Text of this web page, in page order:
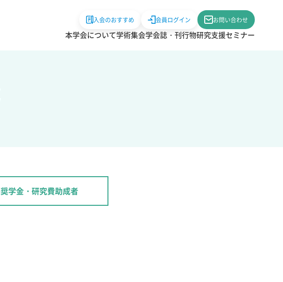
本学会について学術集会学会誌・刊行物研究支援セミナー
入会のおすすめ 会員ログイン お問い合わせ
奨学金・研究費助成者